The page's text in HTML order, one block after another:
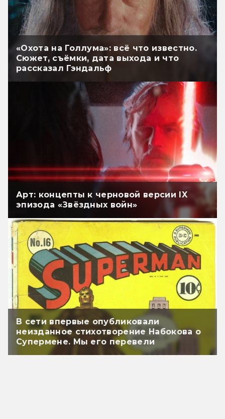
«Охота на Голлума»: всё что известно.
Сюжет, съёмки, дата выхода и что
рассказал Гэндальф
Арт: концепты к черновой версии IX
эпизода «Звёздных войн»
В сети впервые опубликовали
неизданное стихотворение Набокова о
Супермене. Мы его перевели